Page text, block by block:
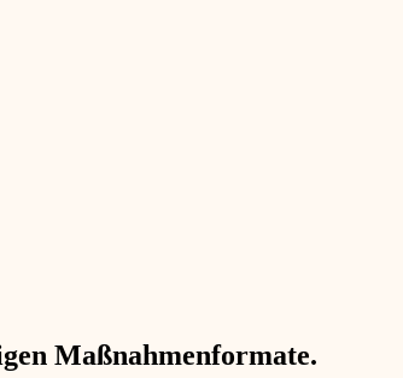
Maßnahmenformate.